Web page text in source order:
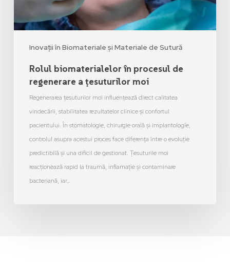
Inovații în Biomateriale și Materiale de Sutură
Rolul biomaterialelor în procesul de
regenerare a țesuturilor moi
Regenerarea țesuturilor moi influențează direct calitatea
vindecării, stabilitatea rezultatelor clinice și confortul
pacientului. În stomatologie, chirurgie orală și implantologie,
controlul asupra acestui proces face diferența între o evoluție
predictibilă și una dificil de gestionat. Țesuturile moi
reacționează rapid la traumă, inflamație și contaminare
bacteriană, iar…